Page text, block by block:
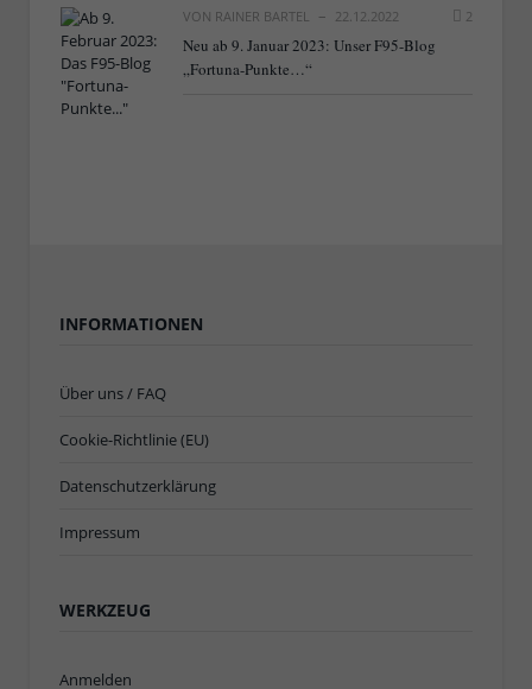
VON RAINER BARTEL 22.12.2022 2
Neu ab 9. Januar 2023: Unser F95-Blog
„Fortuna-Punkte…“
INFORMATIONEN
Über uns / FAQ
Cookie-Richtlinie (EU)
Datenschutzerklärung
Impressum
WERKZEUG
Anmelden